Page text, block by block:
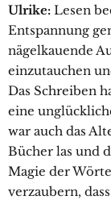
Ulrike: Lesen
Entspannung
nägelkauende
einzutauchen
Das Schreiben
eine
war auch das
Bücher las und
Magie der
verzaubern,